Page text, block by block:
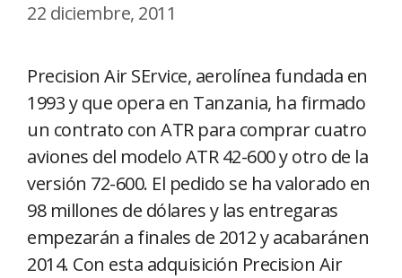
22 diciembre, 2011
Precision Air SErvice, aerolínea fundada en
1993 y que opera en Tanzania, ha firmado
un contrato con ATR para comprar cuatro
aviones del modelo ATR 42-600 y otro de la
versión 72-600. El pedido se ha valorado en
98 millones de dólares y las entregaras
empezarán a finales de 2012 y acabaránen
2014. Con esta adquisición Precision Air